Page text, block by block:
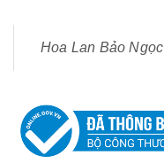
Hoa Lan Bảo Ngọc